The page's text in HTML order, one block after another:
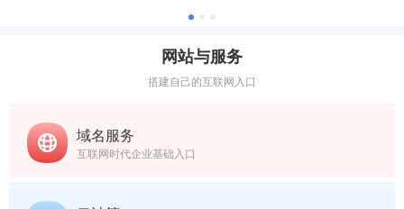
网站与服务
搭建自己的互联网入口
域名服务
互联网时代企业基础入口